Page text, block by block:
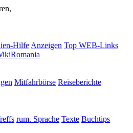
Hilfe Anzeigen Top WEB-Links
Mitfahrbörse Reiseberichte
rum. Sprache Texte Buchtips